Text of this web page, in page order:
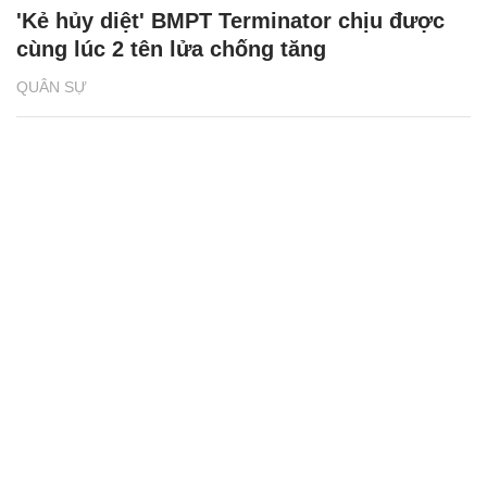
QUÂN SỰ
'Kẻ hủy diệt' BMPT Terminator chịu được
cùng lúc 2 tên lửa chống tăng